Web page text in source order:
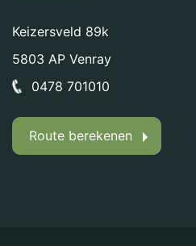
Keizersveld 89k
5803 AP Venray
0478 701010
Route berekenen